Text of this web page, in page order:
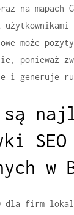
na mapach
może
ponieważ
i generuje
w
dla firm